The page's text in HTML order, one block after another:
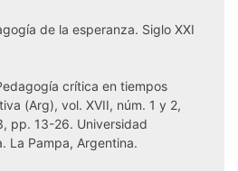
de la esperanza. Siglo XXI
crítica en tiempos
(Arg), vol. XVII, núm. 1 y 2,
pp. 13-26. Universidad
La Pampa, Argentina.